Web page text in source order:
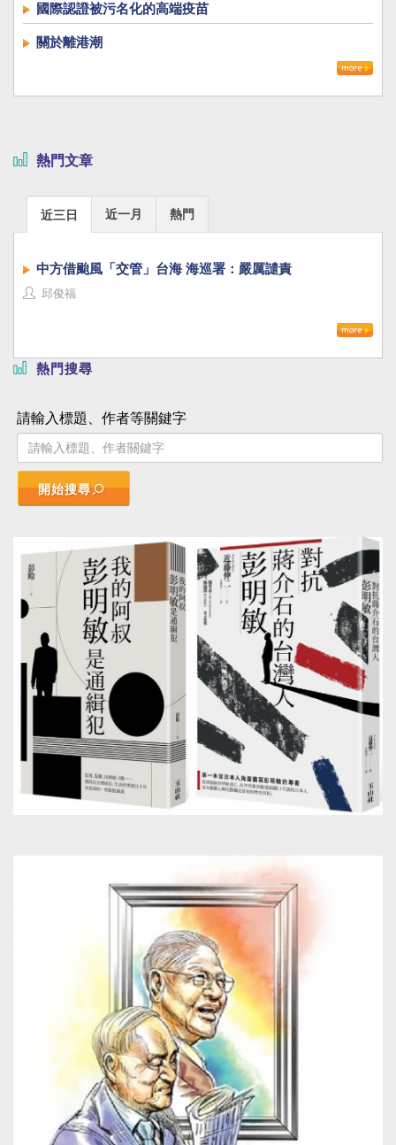
國際認證被污名化的高端疫苗
關於離港潮
熱門文章
近三日 近一月 熱門
中方借颱風「交管」台海 海巡署：嚴厲譴責
邱俊福
熱門搜尋
請輸入標題、作者等關鍵字
開始搜尋